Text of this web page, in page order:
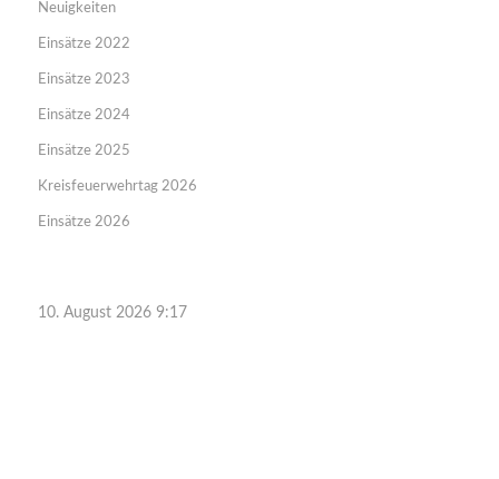
Neuigkeiten
Einsätze 2022
Einsätze 2023
Einsätze 2024
Einsätze 2025
Kreisfeuerwehrtag 2026
Einsätze 2026
10. August 2026 9:17